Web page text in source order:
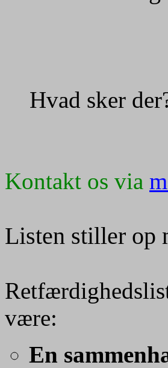
Hvad sker
Kontakt os via
Listen stiller op
være:
En